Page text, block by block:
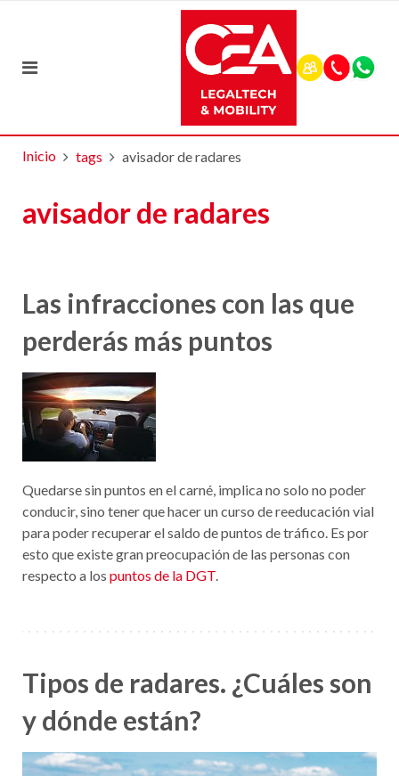
Inicio tags avisador de radares
avisador de radares
Las infracciones con las que
perderás más puntos
Quedarse sin puntos en el carné, implica no solo no poder
conducir, sino tener que hacer un curso de reeducación vial
para poder recuperar el saldo de puntos de tráfico. Es por
esto que existe gran preocupación de las personas con
respecto a los puntos de la DGT.
Tipos de radares. ¿Cuáles son
y dónde están?